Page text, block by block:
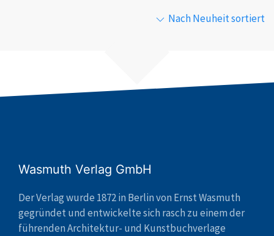
Nach Neuheit sortiert
Wasmuth Verlag GmbH
Der Verlag wurde 1872 in Berlin von Ernst Wasmuth
gegründet und entwickelte sich rasch zu einem der
führenden Architektur- und Kunstbuchverlage